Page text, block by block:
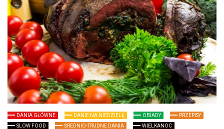
DANIA GŁÓWNE DANIE NA NIEDZIELĘ OBIADY
PRZEPISY
SLOW FOOD
ŚREDNIO-TRUDNE DANIA
WIELKANOC